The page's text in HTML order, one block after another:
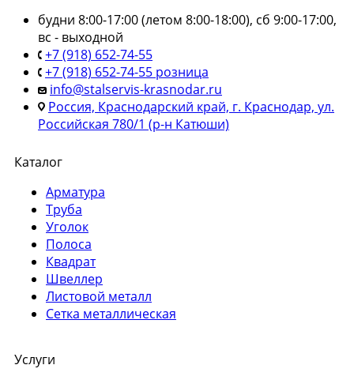
будни 8:00-17:00 (летом 8:00-18:00), сб 9:00-17:00,
вс - выходной
+7 (918) 652-74-55
+7 (918) 652-74-55 розница
info@stalservis-krasnodar.ru
Россия, Краснодарский край, г. Краснодар, ул.
Российская 780/1 (р-н Катюши)
Каталог
Арматура
Труба
Уголок
Полоса
Квадрат
Швеллер
Листовой металл
Сетка металлическая
Услуги